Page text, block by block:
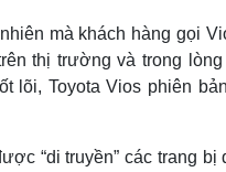
mà khách hàng gọi
thị trường và trong
lõi, Toyota Vios phiên
“di truyền” các trang